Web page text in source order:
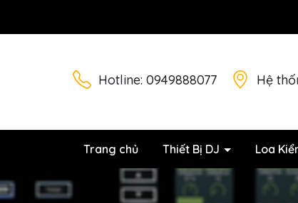
Hotline: 0949888077 Hệ
Trang chủ Thiết Bị DJ Loa